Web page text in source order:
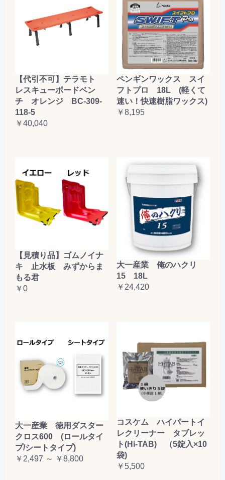
【代引不可】テラモト
レスキューボードベン
チ オレンジ BC-309-
118-5
￥40,040
ペンギンワックス スイ
フトプロ 18L (軽くて
速い！快速樹脂ワックス)
￥8,195
【見積り品】ゴムノイナ
キ 止水板 みずからま
もる君
￥0
大一産業 俺のハクリ
15 18L
￥24,420
大一産業 徳用ダスター
クロス600 (ロールタイ
プ/シートタイプ)
￥2,497 ～ ￥8,800
コスケム ハイパートイ
レクリーナー タブレッ
ト(Hi-TAB) （5錠入×10
袋)
￥5,500